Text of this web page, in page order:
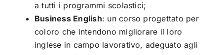
a tutti i programmi scolastici;
Business English: un corso progettato per
coloro che intendono migliorare il loro
inglese in campo lavorativo, adeguato agli